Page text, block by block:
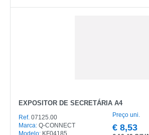
EXPOSITOR DE SECRETÁRIA A4
Ref. 07125.00
Marca: Q-CONNECT
Modelo: KF04185
Preço uni.
€ 8,53